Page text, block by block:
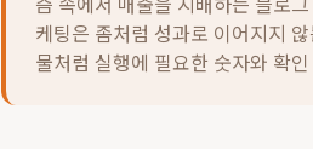
케팅은 좀처럼 성과로 이어지지
물처럼 실행에 필요한 숫자와 확